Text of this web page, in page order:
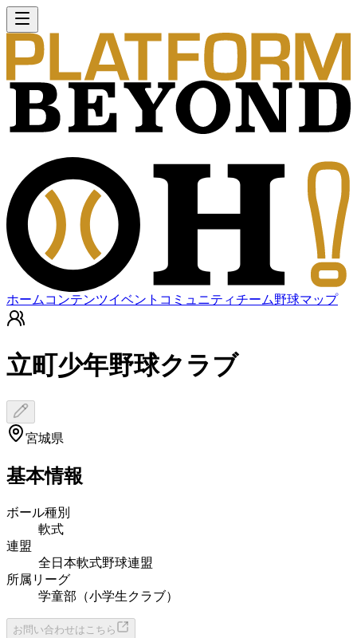
ホーム コンテンツイベント コミュニティチーム野球マップ
立町少年野球クラブ
宮城県
基本情報
ボール種別
軟式
連盟
全日本軟式野球連盟
所属リーグ
学童部（小学生クラブ）
お問い合わせはこちら